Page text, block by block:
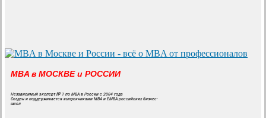
MBA в МОСКВЕ и РОССИИ
Независимый эксперт № 1 по MBA в России с 2004 года
Создан и поддерживается выпускниками MBA и EMBA российских бизнес-
школ